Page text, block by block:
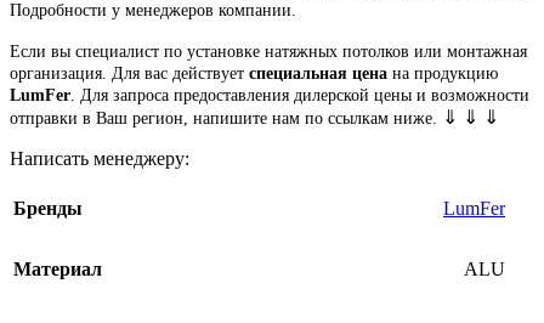
Подробности у менеджеров компании.
Если вы специалист по установке натяжных потолков или монтажная
организация. Для вас действует специальная цена на продукцию
LumFer. Для запроса предоставления дилерской цены и возможности
отправки в Ваш регион, напишите нам по ссылкам ниже. ⇓ ⇓ ⇓
Написать менеджеру:
Бренды LumFer
Материал ALU